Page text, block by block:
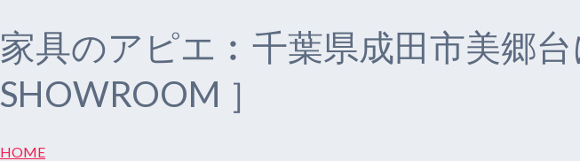
家具のアピエ︰千葉県成田市美郷
SHOWROOM ］
HOME